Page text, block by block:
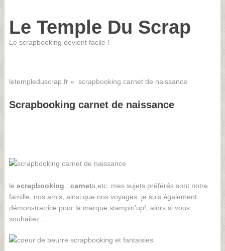
Le Temple Du Scrap
Le scrapbooking devient facile !
letempleduscrap.fr» scrapbooking carnet de naissance
Scrapbooking carnet de naissance
le scrapbooking carnets,etc. mes sujets préférés sont notre
famille, nos amis, ainsi que nos voyages. je suis également
démonstratrice pour la marque stampin'up!, alors si vous
souhaitez...